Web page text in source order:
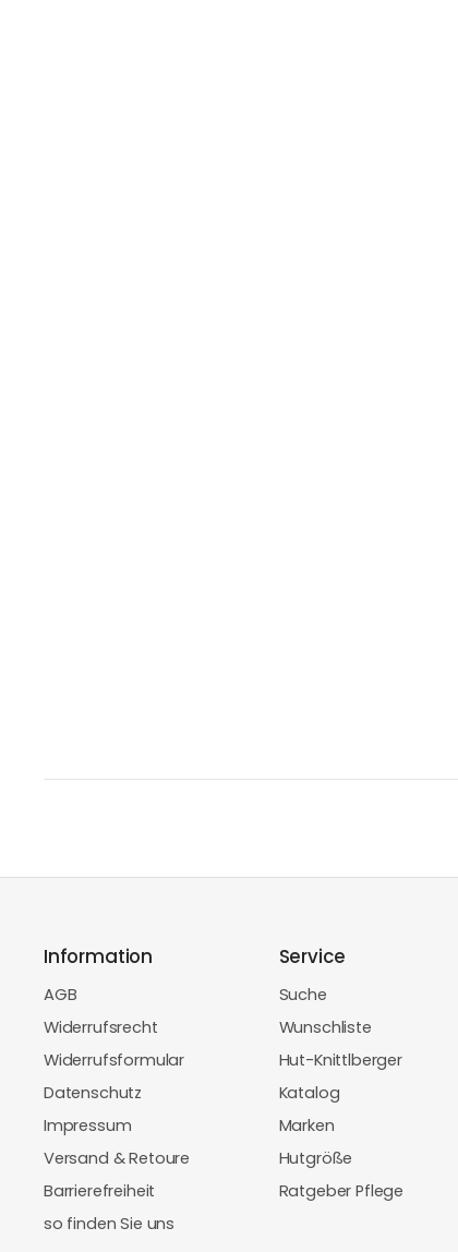
Information
AGB
Widerrufsrecht
Widerrufsformular
Datenschutz
Impressum
Versand & Retoure
Barrierefreiheit
so finden Sie uns
Service
Suche
Wunschliste
Hut-Knittlberger
Katalog
Marken
Hutgröße
Ratgeber Pflege